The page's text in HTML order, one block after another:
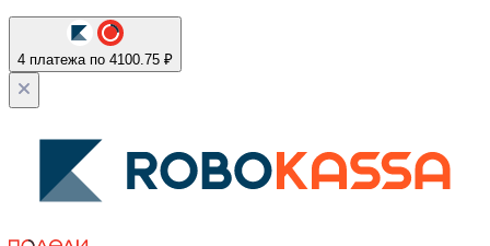
4 платежа по 4100.75 ₽